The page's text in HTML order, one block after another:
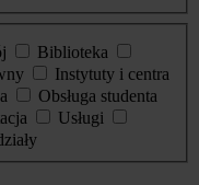
Biblioteka
Instytuty i centra
Obsługa studenta
Usługi